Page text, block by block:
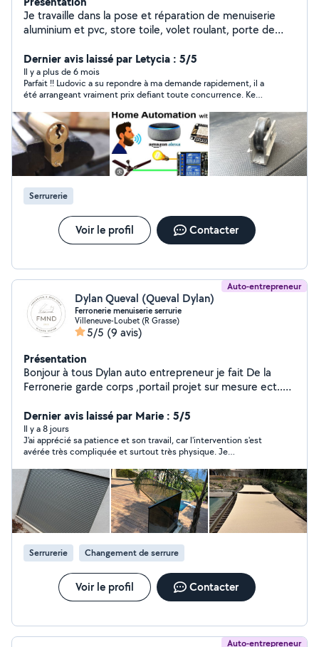
Je travaille dans la pose et réparation de menuiserie
aluminium et pvc, store toile, volet roulant, porte de
changement de serrure et autre quincaillerie, j'ai aussi
fait l'aménagement complet d'un fourgon aménagé, je
peux intervenir le soir après mon travail ou entre midi et
deux à ma pause du midi, appelez moi ou envoyez moi
un message pour discuter de votre problème et
prenons rendez-vous
Dernier avis laissé par Letycia : 5/5
Il y a plus de 6 mois
Parfait !! Ludovic a su repondre à ma demande rapidement, il a
été arrangeant vraiment prix defiant toute concurrence. Ke
appel à vous c'est sur...
Serrurerie
Voir le profil Contacter
Auto-entrepreneur
Dylan Queval (Queval Dylan)
Ferronerie menuiserie serrurie
Villeneuve-Loubet (R Grasse)
5/5 (9 avis)
Présentation
Bonjour à tous Dylan auto entrepreneur je fait De la
Ferronerie garde corps ,portail projet sur mesure ect..
Serruerie en tout genre
Dernier avis laissé par Marie : 5/5
Il y a 8 jours
J'ai apprécié sa patience et son travail, car l'intervention s'est
avérée très compliquée et surtout très physique. Je
professionnel.
Serrurerie Changement de serrure
Voir le profil Contacter
Auto-entrepreneur